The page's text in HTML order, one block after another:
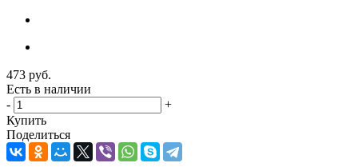
473 руб.
Есть в наличии
-
+
Купить
Поделиться